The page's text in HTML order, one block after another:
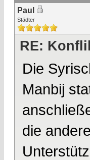
Paul
Städter
RE:
Die
Manbij
die